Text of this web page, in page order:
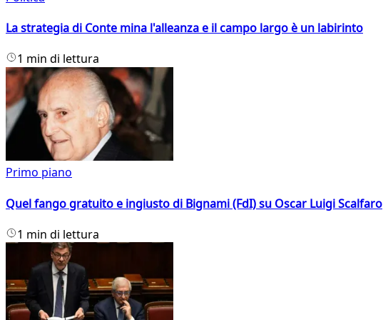
La strategia di Conte mina l'alleanza e il campo largo è un labirinto
1 min di lettura
Primo piano
Quel fango gratuito e ingiusto di Bignami (FdI) su Oscar Luigi Scalfaro
1 min di lettura